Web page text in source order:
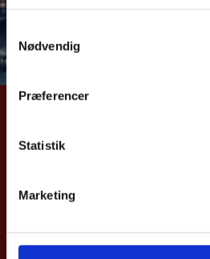
a
m
t
Nødvendig
Præferencer
Statistik
Marketing
Asiatisk Plads 2
Danmark